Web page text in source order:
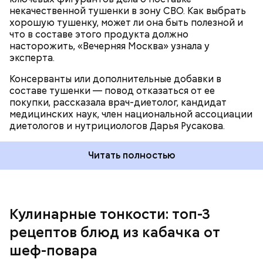
некачественной тушенки в зону СВО. Как выбрать
хорошую тушенку, может ли она быть полезной и
что в составе этого продукта должно
насторожить, «Вечерняя Москва» узнала у
эксперта.
Консерванты или дополнительные добавки в
составе тушенки — повод отказаться от ее
покупки, рассказала врач-диетолог, кандидат
медицинских наук, член национальной ассоциации
диетологов и нутрициологов Дарья Русакова.
Читать полностью
Кулинарные тонкости: топ-3
рецептов блюд из кабачка от
шеф-повара
Кабачок — 1 шт.
Желтый болгарский перец — 1 шт.
Красный болгарский перец — 1 шт.
Зеленый перец — 1 шт.
Баклажан — 1 шт.
Помидор — 2 шт.
Сыр адыгейский —200 гр.